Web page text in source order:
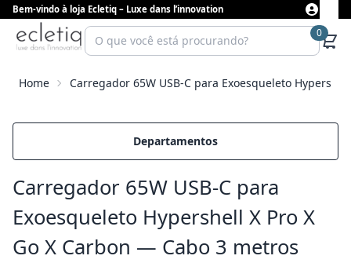
Bem-vindo à loja Ecletiq – Luxe dans l’innovation
0
Home Carregador 65W USB-C para Exoesqueleto
Departamentos
Carregador 65W USB-C para
Exoesqueleto Hypershell X Pro X
Go X Carbon — Cabo 3 metros